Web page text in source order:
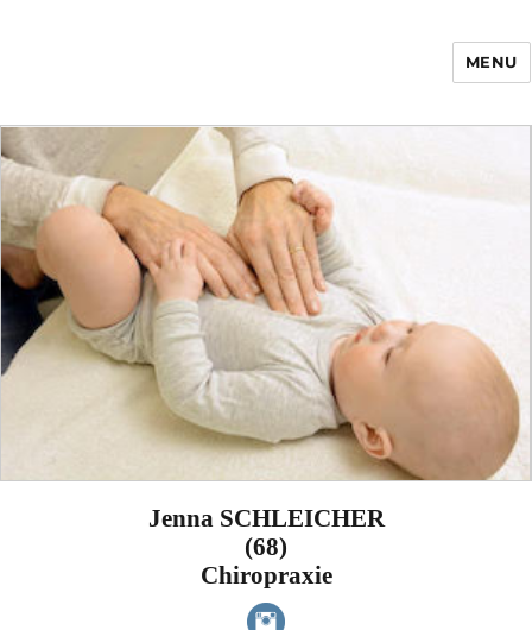
Enfance Made in
France
MENU
Jenna SCHLEICHER
(68)
Chiropraxie